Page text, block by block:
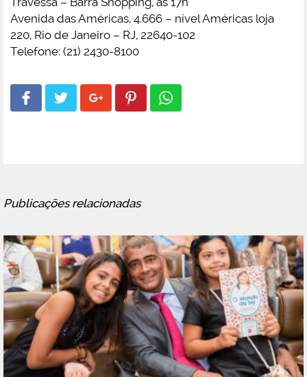
Avenida das Américas, 4.666 – nível Américas loja
220, Rio de Janeiro – RJ, 22640-102
Telefone: (21) 2430-8100
Publicações relacionadas